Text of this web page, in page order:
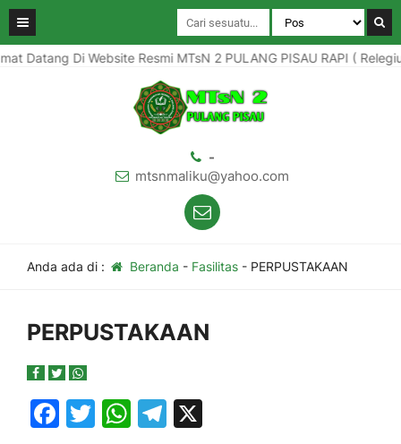
Datang Di Website Resmi MTsN 2 PULANG PISAU RAPI (
-
mtsnmaliku@yahoo.com
Anda ada di : Beranda - Fasilitas- PERPUSTAKAAN
PERPUSTAKAAN
Facebook
Twitter
WhatsApp
Telegram